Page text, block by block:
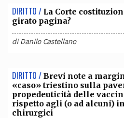
CON NOI
DIRITTO / La Corte
girato pagina?
diDanilo Castellano
DIRITTO / Brevi note a
«caso» triestino sulla
propedeuticità delle
rispetto agli (o ad alcuni)
chirurgici